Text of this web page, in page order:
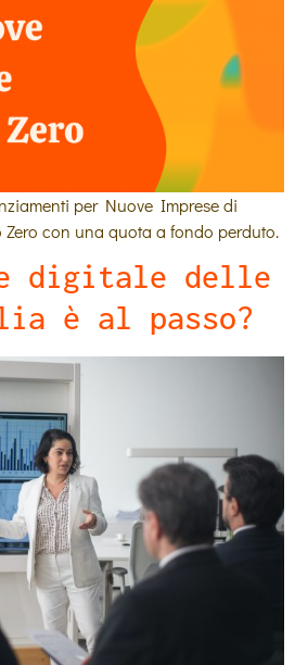
per Nuove Imprese di
con una quota a fondo perduto.
digitale delle
è al passo?